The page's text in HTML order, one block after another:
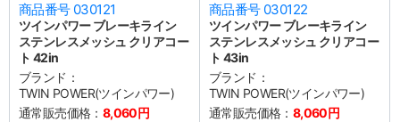
商品番号 030121
ツインパワー ブレーキライン
ステンレスメッシュ クリアコー
ト 42in
ブランド：
TWIN POWER(ツインパワー)
通常販売価格： 8,060円
商品番号 030122
ツインパワー ブレーキライン
ステンレスメッシュ クリアコー
ト 43in
ブランド：
TWIN POWER(ツインパワー)
通常販売価格： 8,060円